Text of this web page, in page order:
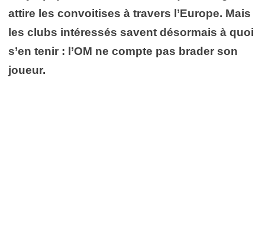
attire les convoitises à travers l’Europe. Mais
les clubs intéressés savent désormais à quoi
s’en tenir : l’OM ne compte pas brader son
joueur.